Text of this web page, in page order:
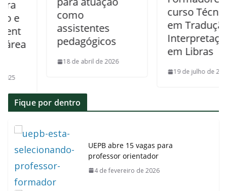
como
assistentes
pedagógicos
18 de abril de 2026
curso Técnico
em Tradução e
Interpretação
em Libras
19 de julho de 2026
Fique por dentro
UEPB abre 15 vagas para
professor orientador
4 de fevereiro de 2026